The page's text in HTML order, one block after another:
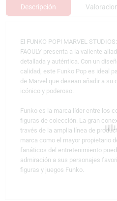
Descripción
El FUNKO POP! MARVEL
FAOULY presenta a la valiente
detallada y auténtica. Con un
calidad, este Funko Pop es ideal
de Marvel que desean añadir a su
icónico y poderoso.
Funko es la marca líder entre los
figuras de colección. La gran
través de la amplia línea de
marca como el mayor propietario
fanáticos del entretenimiento
admiración a sus personajes
figuras y juegos Funko.